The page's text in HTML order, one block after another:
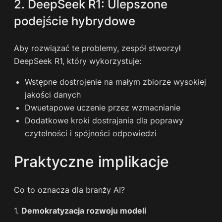
2. DeepSeek R1: Ulepszone
podejście hybrydowe
Aby rozwiązać te problemy, zespół stworzył
DeepSeek R1, który wykorzystuje:
Wstępne dostrojenie na małym zbiorze wysokiej
jakości danych
Dwuetapowe uczenie przez wzmacnianie
Dodatkowe kroki dostrajania dla poprawy
czytelności i spójności odpowiedzi
Praktyczne implikacje
Co to oznacza dla branży AI?
1. Demokratyzacja rozwoju modeli